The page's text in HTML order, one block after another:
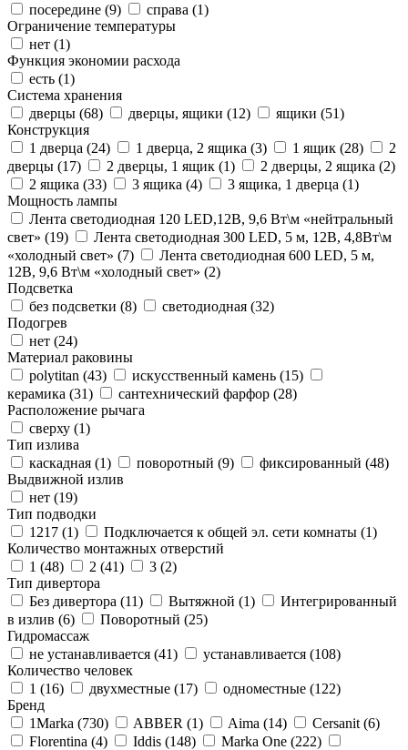
посередине (9) справа (1)
Ограничение температуры
нет (1)
Функция экономии расхода
есть (1)
Система хранения
дверцы (68) дверцы, ящики (12) ящики (51)
Конструкция
1 дверца (24) 1 дверца, 2 ящика (3) 1 ящик (28)
2
дверцы (17) 2 дверцы, 1 ящик (1) 2 дверцы, 2 ящика (2)
2 ящика (33) 3 ящика (4) 3 ящика, 1 дверца (1)
Мощность лампы
Лента светодиодная 120 LED,12В, 9,6 Вт\м «нейтральный
свет» (19)
Лента светодиодная 300 LED, 5 м, 12В, 4,8Вт\м
«холодный свет» (7)
Лента светодиодная 600 LED, 5 м,
12В, 9,6 Вт\м «холодный свет» (2)
Подсветка
без подсветки (8) светодиодная (32)
Подогрев
нет (24)
Материал раковины
polytitan (43) искусственный камень (15)
керамика (31) сантехнический фарфор (28)
Расположение рычага
сверху (1)
Тип излива
каскадная (1) поворотный (9) фиксированный (48)
Выдвижной излив
нет (19)
Тип подводки
1217 (1) Подключается к общей эл. сети комнаты (1)
Количество монтажных отверстий
1 (48) 2 (41) 3 (2)
Тип дивертора
Без дивертора (11) Вытяжной (1)
Интегрированный
в излив (6) Поворотный (25)
Гидромассаж
не устанавливается (41) устанавливается (108)
Количество человек
1 (16) двухместные (17) одноместные (122)
Бренд
1Marka (730) ABBER (1) Aima (14) Cersanit (6)
Florentina (4) Iddis (148) Marka One (222)